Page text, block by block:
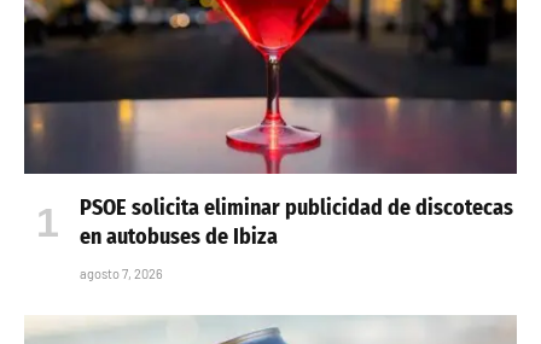
PSOE solicita eliminar publicidad de discotecas
en autobuses de Ibiza
agosto 7, 2026